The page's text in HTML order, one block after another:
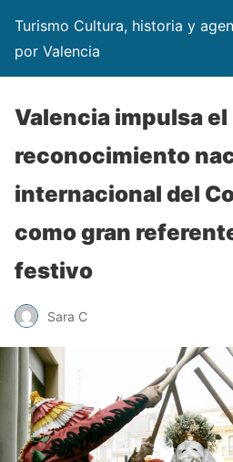
Turismo Cultura, historia y
por Valencia
Valencia impulsa el
reconocimiento
internacional del
como gran
festivo
Sara C